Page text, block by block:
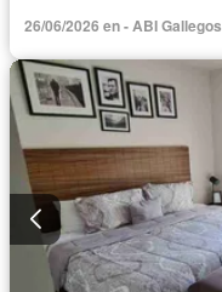
26/06/2026 en - ABI Gallegos